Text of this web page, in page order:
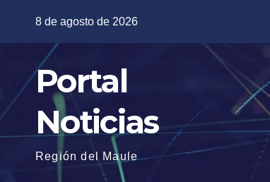
contenido
8 de agosto de 2026
Portal
Noticias
Región del Maule